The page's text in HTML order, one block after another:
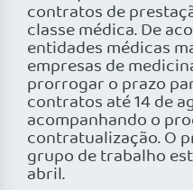
contratos de
classe médica. De
entidades médicas
empresas de
prorrogar o prazo
contratos até 14 de
acompanhando o
contratualização. O
grupo de trabalho
abril.